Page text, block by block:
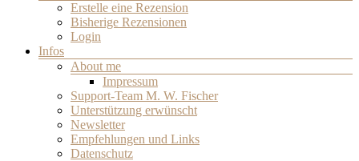
Erstelle eine Rezension
Bisherige Rezensionen
Login
Infos
About me
Impressum
Support-Team M. W. Fischer
Unterstützung erwünscht
Newsletter
Empfehlungen und Links
Datenschutz